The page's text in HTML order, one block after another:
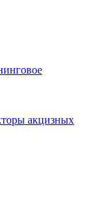
акцизных